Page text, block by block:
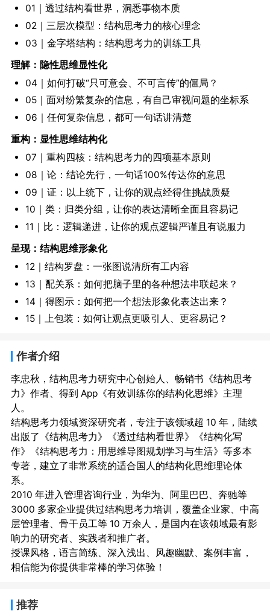
01｜透过结构看世界，洞悉事物本质
02｜三层次模型：结构思考力的核心理念
03｜金字塔结构：结构思考力的训练工具
理解：隐性思维显性化
04｜如何打破“只可意会、不可言传”的僵局？
05｜面对纷繁复杂的信息，有自己审视问题的坐标系
06｜任何复杂信息，都可一句话讲清楚
重构：显性思维结构化
07｜重构四核：结构思考力的四项基本原则
08｜论：结论先行，一句话100%传达你的意思
09｜证：以上统下，让你的观点经得住挑战质疑
10｜类：归类分组，让你的表达清晰全面且容易记
11｜比：逻辑递进，让你的观点逻辑严谨且有说服力
呈现：结构思维形象化
12｜结构罗盘：一张图说清所有工内容
13｜配关系：如何把脑子里的各种想法串联起来？
14｜得图示：如何把一个想法形象化表达出来？
15｜上包装：如何让观点更吸引人、更容易记？
作者介绍
李忠秋，结构思考力研究中心创始人、畅销书《结构思考
力》作者、得到 App《有效训练你的结构化思维》主理
人。
结构思考力领域资深研究者，专注于该领域超 10 年，陆续
出版了《结构思考力》《透过结构看世界》《结构化写
作》《结构思考力：用思维导图规划学习与生活》等多本
专著，建立了非常系统的适合国人的结构化思维理论体
系。
2010 年进入管理咨询行业，为华为、阿里巴巴、奔驰等
3000 多家企业提供过结构思考力培训，覆盖企业家、中高
层管理者、骨干员工等 10 万余人，是国内在该领域最有影
响力的研究者、实践者和推广者。
授课风格，语言简练、深入浅出、风趣幽默、案例丰富，
推荐